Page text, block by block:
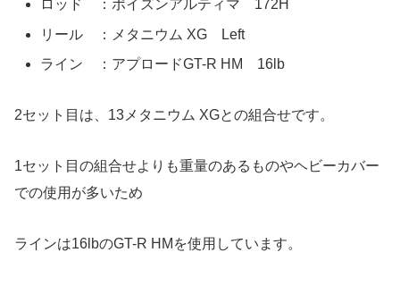
ロッド ：ポイズンアルティマ 172H
リール ：メタニウム XG Left
ライン ：アプロードGT-R HM 16lb
2セット目は、13メタニウム XGとの組合せです。
1セット目の組合せよりも重量のあるものやヘビーカバー
での使用が多いため
ラインは16lbのGT-R HMを使用しています。